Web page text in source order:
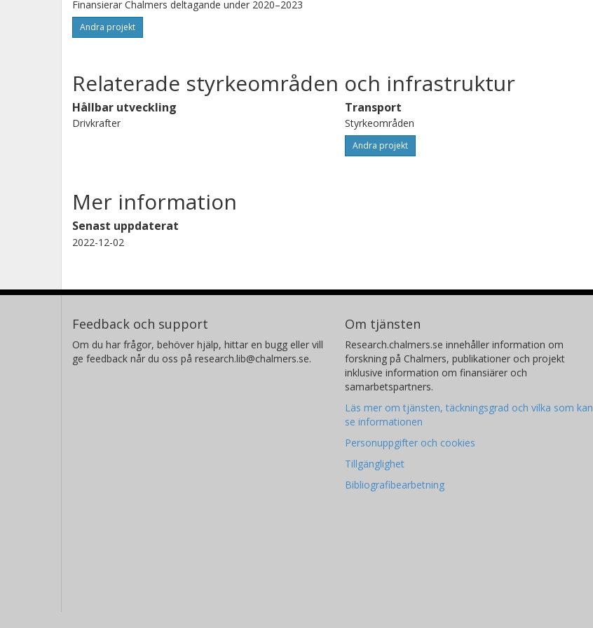
Färjerederiet.
Finansierar Chalmers deltagande under 2020–2023
Andra projekt
Relaterade styrkeområden och infrastruktur
Hållbar utveckling
Drivkrafter
Transport
Styrkeområden
Andra projekt
Mer information
Senast uppdaterat
2022-12-02
Feedback och support
Om du har frågor, behöver hjälp, hittar en bugg eller vill
ge feedback når du oss på research.lib@chalmers.se.
Om tjänsten
Research.chalmers.se innehåller information om
forskning på Chalmers, publikationer och projekt
inklusive information om finansiärer och
samarbetspartners.
Läs mer om tjänsten, täckningsgrad och vilka som kan
se informationen
Personuppgifter och cookies
Tillgänglighet
Bibliografibearbetning